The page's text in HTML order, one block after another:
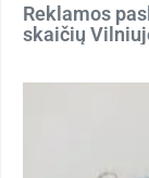
Reklamos
skaičių